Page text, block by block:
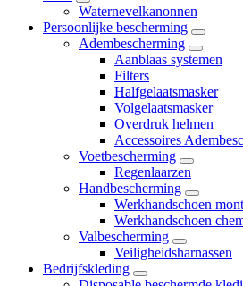
Waternevelkanonnen
Persoonlijke bescherming
Adembescherming
Aanblaas systemen
Filters
Halfgelaatsmasker
Volgelaatsmasker
Overdruk helmen
Accessoires
Voetbescherming
Regenlaarzen
Handbescherming
Werkhandschoen
Werkhandschoen
Valbescherming
Veiligheidsharnassen
Bedrijfskleding